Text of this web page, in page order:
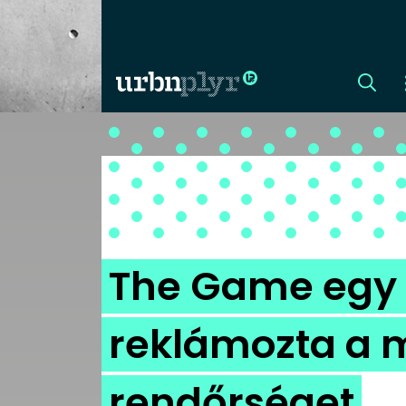
CÍMLAP
DIZÁJN
DIVAT
HIP
KULT
The Game
reklámozta a